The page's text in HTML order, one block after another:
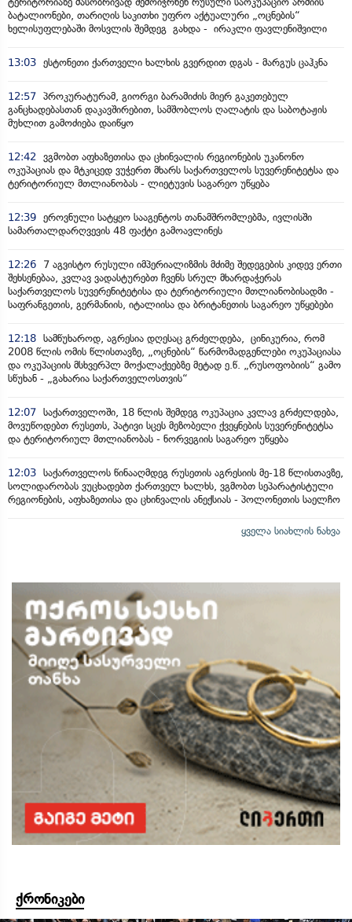
ბატალიონები, თარიღის საკითხი უფრო აქტუალური „ოცნების“
ხელისუფლებაში მოსვლის შემდეგ გახდა - ირაკლი ფავლენიშვილი
13:03 ესტონეთი ქართველი ხალხის გვერდით დგას - მარგუს ცაჰკნა
12:57 პროკურატურამ, გიორგი ბარამიძის მიერ გაკეთებულ
განცხადებასთან დაკავშირებით, სამშობლოს ღალატის და საბოტაჟის
მუხლით გამოძიება დაიწყო
12:42
ვგმობთ აფხაზეთისა და ცხინვალის რეგიონების უკანონო
ოკუპაციას და მტკიცედ ვუჭერთ მხარს საქართველოს სუვერენიტეტსა და
ტერიტორიულ მთლიანობას - ლიეტუვის საგარეო უწყება
12:39 ეროვნული სატყეო სააგენტოს თანამშრომლებმა, ივლისში
სამართალდარღვევის 48 ფაქტი გამოავლინეს
12:26
7 აგვისტო რუსული იმპერიალიზმის მძიმე შედეგების კიდევ ერთი
შეხსენებაა, კვლავ ვადასტურებთ ჩვენს სრულ მხარდაჭერას
საქართველოს სუვერენიტეტისა და ტერიტორიული მთლიანობისადმი -
საფრანგეთის, გერმანიის, იტალიისა და ბრიტანეთის საგარეო უწყებები
12:18 სამწუხაროდ, აგრესია დღესაც გრძელდება, ცინიკურია, რომ
2008 წლის ომის წლისთავზე, „ოცნების“ წარმომადგენლები ოკუპაციასა
და ოკუპაციის მსხვერპლ მოქალაქეებზე მეტად ე.წ. „რუსოფობიის“ გამო
სწუხან - „გახარია საქართველოსთვის“
12:07 საქართველოში, 18 წლის შემდეგ ოკუპაცია კვლავ გრძელდება,
მოვუწოდებთ რუსეთს, პატივი სცეს მეზობელი ქვეყნების სუვერენიტეტსა
და ტერიტორიულ მთლიანობას - ნორვეგიის საგარეო უწყება
12:03 საქართველოს წინააღმდეგ რუსეთის აგრესიის მე-18 წლისთავზე,
სოლიდარობას ვუცხადებთ ქართველ ხალხს, ვგმობთ სეპარატისტული
რეგიონების, აფხაზეთისა და ცხინვალის ანექსიას - პოლონეთის საელჩო
ყველა სიახლის ნახვა
ქრონიკები